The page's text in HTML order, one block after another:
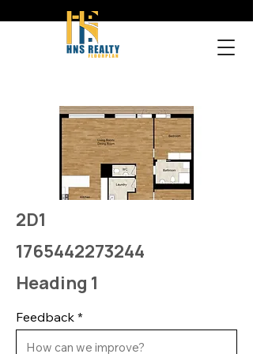
2D1
1765442273244
Heading 1
Feedback